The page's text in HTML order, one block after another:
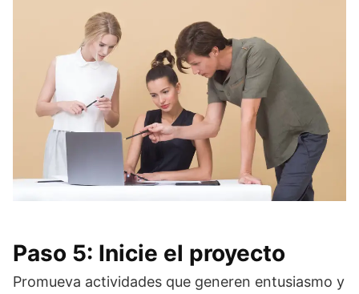
Paso 5: Inicie el proyecto
Promueva actividades que generen entusiasmo y